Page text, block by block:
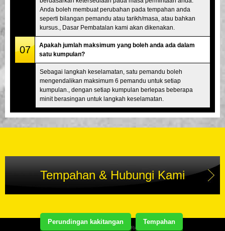
Perundingan kakitangan Tempahan
Anda boleh membuat perubahan pada tempahan anda
seperti bilangan pemandu atau tarikh/masa, atau bahkan
kursus., Dasar Pembatalan kami akan dikenakan.
07
Apakah jumlah maksimum yang boleh anda ada dalam
satu kumpulan?
Sebagai langkah keselamatan, satu pemandu boleh
mengendalikan maksimum 6 pemandu untuk setiap
kumpulan., dengan setiap kumpulan berlepas beberapa
minit berasingan untuk langkah keselamatan.
Tempahan & Hubungi Kami
Copyright(C) Street Kart Tour. All Rights Reserved.